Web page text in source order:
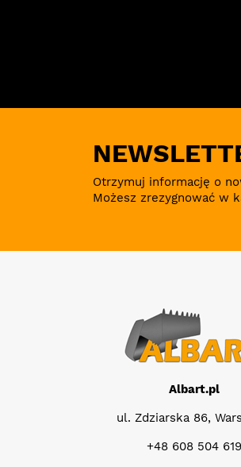
Otrzymuj informację o
Możesz zrezygnować w
Albart.pl
ul. Zdziarska 86,
+48 608 504 619